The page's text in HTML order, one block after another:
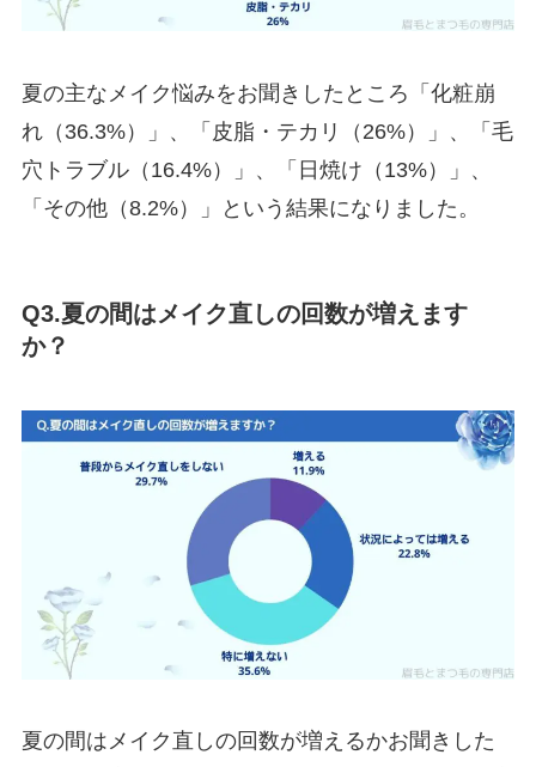
夏の主なメイク悩みをお聞きしたところ「化粧崩
れ（36.3%）」、「皮脂・テカリ（26%）」、「毛
穴トラブル（16.4%）」、「日焼け（13%）」、
「その他（8.2%）」という結果になりました。
Q3.夏の間はメイク直しの回数が増えます
か？
夏の間はメイク直しの回数が増えるかお聞きした